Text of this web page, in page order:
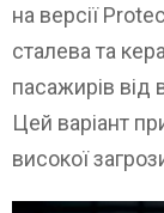
на версії
сталева та
пасажирів
Цей варіант
високої